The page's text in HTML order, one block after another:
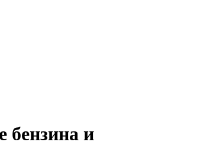
бензина и